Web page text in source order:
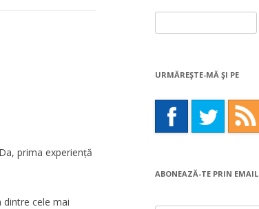
prima experiență
dintre cele mai
for:
URMĂREŞTE-MĂ ŞI PE
ABONEAZĂ-TE PRIN EMAIL